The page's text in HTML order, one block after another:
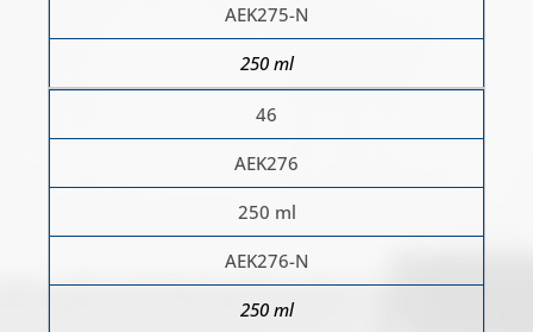
AEK275-N
250 ml
46
AEK276
250 ml
AEK276-N
250 ml